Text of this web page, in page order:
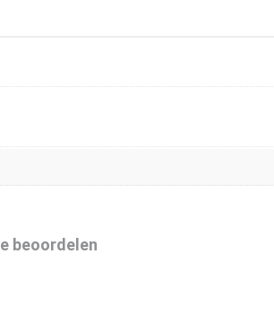
beoordelen